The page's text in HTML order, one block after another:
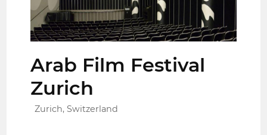
Arab Film Festival
Zurich
Zurich, Switzerland